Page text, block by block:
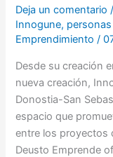
Deja un comentario
Innogune,
Emprendimiento/
Desde su creación
nueva creación,
Donostia-San
espacio que
entre los proyectos
Deusto Emprende
de
oficina